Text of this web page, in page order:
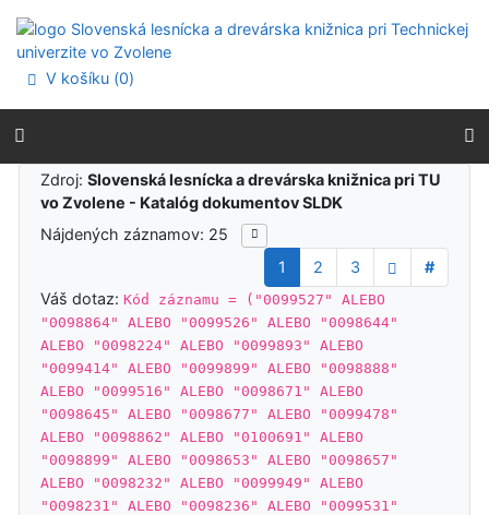
Prejsť na menu
Prehlásenie o webovej prístupnosti
V košíku (0)
Výsledky vyhľadávania
Zdroj:Slovenská lesnícka a drevárska knižnica pri TU
vo Zvolene - Katalóg dokumentov SLDK
Nájdených záznamov: 25
1
2 3
#
Váš dotaz:Kód záznamu = ("0099527" ALEBO
"0098864" ALEBO "0099526" ALEBO "0098644"
ALEBO "0098224" ALEBO "0099893" ALEBO
"0099414" ALEBO "0099899" ALEBO "0098888"
ALEBO "0099516" ALEBO "0098671" ALEBO
"0098645" ALEBO "0098677" ALEBO "0099478"
ALEBO "0098862" ALEBO "0100691" ALEBO
"0098899" ALEBO "0098653" ALEBO "0098657"
ALEBO "0098232" ALEBO "0099949" ALEBO
"0098231" ALEBO "0098236" ALEBO "0099531"